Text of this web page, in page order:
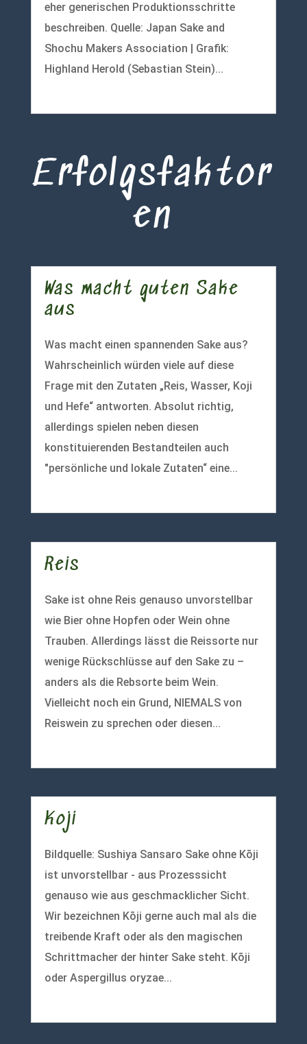
eher generischen Produktionsschritte
beschreiben. Quelle: Japan Sake and
Shochu Makers Association | Grafik:
Highland Herold (Sebastian Stein)...
Erfolgsfaktor
en
Was macht guten Sake
aus
Was macht einen spannenden Sake aus?
Wahrscheinlich würden viele auf diese
Frage mit den Zutaten „Reis, Wasser, Koji
und Hefe“ antworten. Absolut richtig,
allerdings spielen neben diesen
konstituierenden Bestandteilen auch
"persönliche und lokale Zutaten“ eine...
Reis
Sake ist ohne Reis genauso unvorstellbar
wie Bier ohne Hopfen oder Wein ohne
Trauben. Allerdings lässt die Reissorte nur
wenige Rückschlüsse auf den Sake zu –
anders als die Rebsorte beim Wein.
Vielleicht noch ein Grund, NIEMALS von
Reiswein zu sprechen oder diesen...
Koji
Bildquelle: Sushiya Sansaro Sake ohne Kōji
ist unvorstellbar - aus Prozesssicht
genauso wie aus geschmacklicher Sicht.
Wir bezeichnen Kōji gerne auch mal als die
treibende Kraft oder als den magischen
Schrittmacher der hinter Sake steht. Kōji
oder Aspergillus oryzae...